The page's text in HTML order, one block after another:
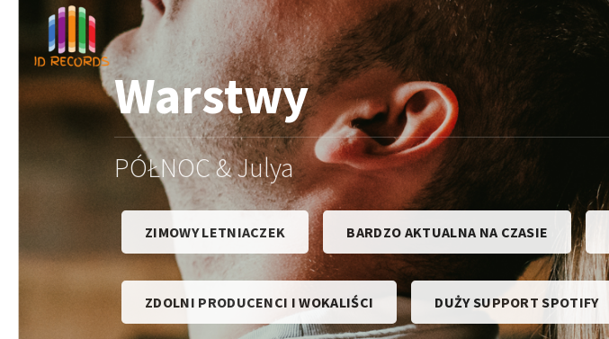
Warstwy
PÓŁNOC & Julya
ZIMOWY LETNIACZEK BARDZO AKTUALNA NA CZASIE
ZDOLNI PRODUCENCI I WOKALIŚCI DUŻY SUPPORT SPOTIFY